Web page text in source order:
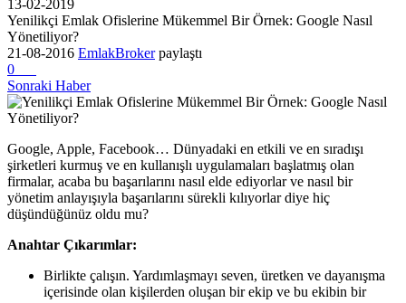
13-02-2019
Yenilikçi Emlak Ofislerine Mükemmel Bir Örnek: Google Nasıl
Yönetiliyor?
21-08-2016 EmlakBroker paylaştı
0
Sonraki Haber
Google, Apple, Facebook… Dünyadaki en etkili ve en sıradışı
şirketleri kurmuş ve en kullanışlı uygulamaları başlatmış olan
firmalar, acaba bu başarılarını nasıl elde ediyorlar ve nasıl bir
yönetim anlayışıyla başarılarını sürekli kılıyorlar diye hiç
düşündüğünüz oldu mu?
Anahtar Çıkarımlar:
Birlikte çalışın. Yardımlaşmayı seven, üretken ve dayanışma
içerisinde olan kişilerden oluşan bir ekip ve bu ekibin bir